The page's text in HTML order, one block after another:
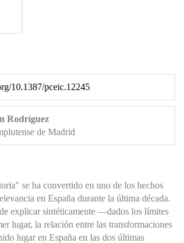
10.1387/pceic.12245
Rodríguez
de Madrid
se ha convertido en uno de los hechos
en España durante la última década.
explicar sintéticamente —dados los límites
lugar, la relación entre las transformaciones
lugar en España en las dos últimas